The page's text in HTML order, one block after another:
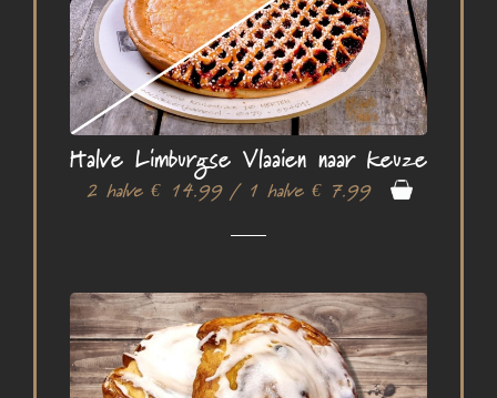
Halve Limburgse Vlaaien naar keuze
2 halve € 14.99 / 1 halve € 7.99